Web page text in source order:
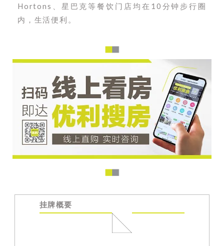
Hortons、星巴克等餐饮门店均在10分钟步行圈
内，生活便利。
挂牌概要